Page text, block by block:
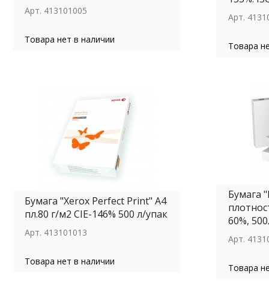
Арт. 413101005
Товара нет в наличии
Арт.
Товара
Бумага "Xerox Perfect Print" А4
пл.80 г/м2 CIE-146% 500 л/упак
Арт. 413101013
Товара нет в наличии
Бумага
60%,
Арт.
Товара